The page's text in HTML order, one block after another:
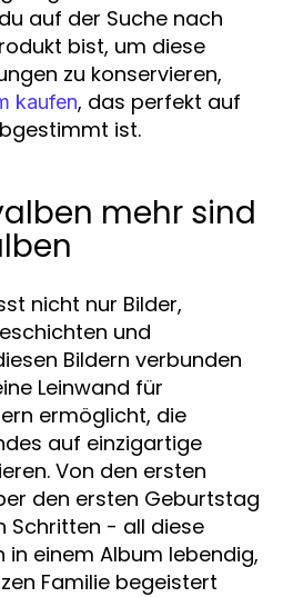
auf der Suche nach
bist, um diese
zu konservieren,
kaufen, das perfekt auf
ist.
mehr sind
nicht nur Bilder,
und
Bildern verbunden
Leinwand für
ermöglicht, die
auf einzigartige
Von den ersten
den ersten Geburtstag
Schritten - all diese
in einem Album lebendig,
Familie begeistert